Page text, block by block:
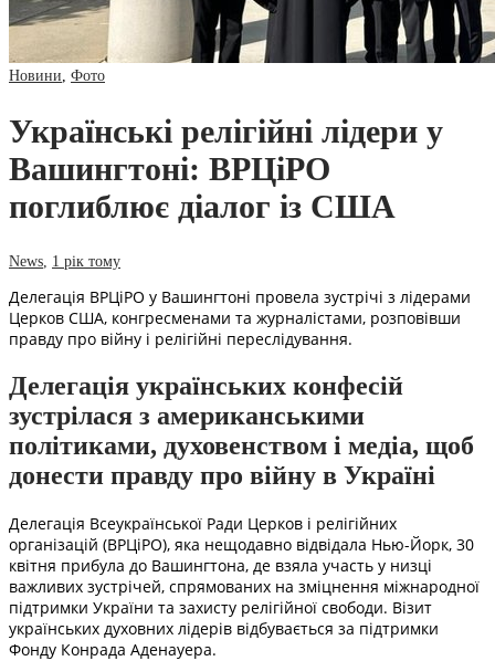
Новини Фото
Українські релігійні лідери у
Вашингтоні: ВРЦіРО
поглиблює діалог із США
News 1 рік тому
Делегація ВРЦіРО у Вашингтоні провела зустрічі з лідерами
Церков США, конгресменами та журналістами, розповівши
правду про війну і релігійні переслідування.
Делегація українських конфесій
зустрілася з американськими
політиками, духовенством і медіа, щоб
донести правду про війну в Україні
Делегація Всеукраїнської Ради Церков і релігійних
організацій (ВРЦіРО), яка нещодавно відвідала Нью-Йорк, 30
квітня прибула до Вашингтона, де взяла участь у низці
важливих зустрічей, спрямованих на зміцнення міжнародної
підтримки України та захисту релігійної свободи. Візит
українських духовних лідерів відбувається за підтримки
Фонду Конрада Аденауера.